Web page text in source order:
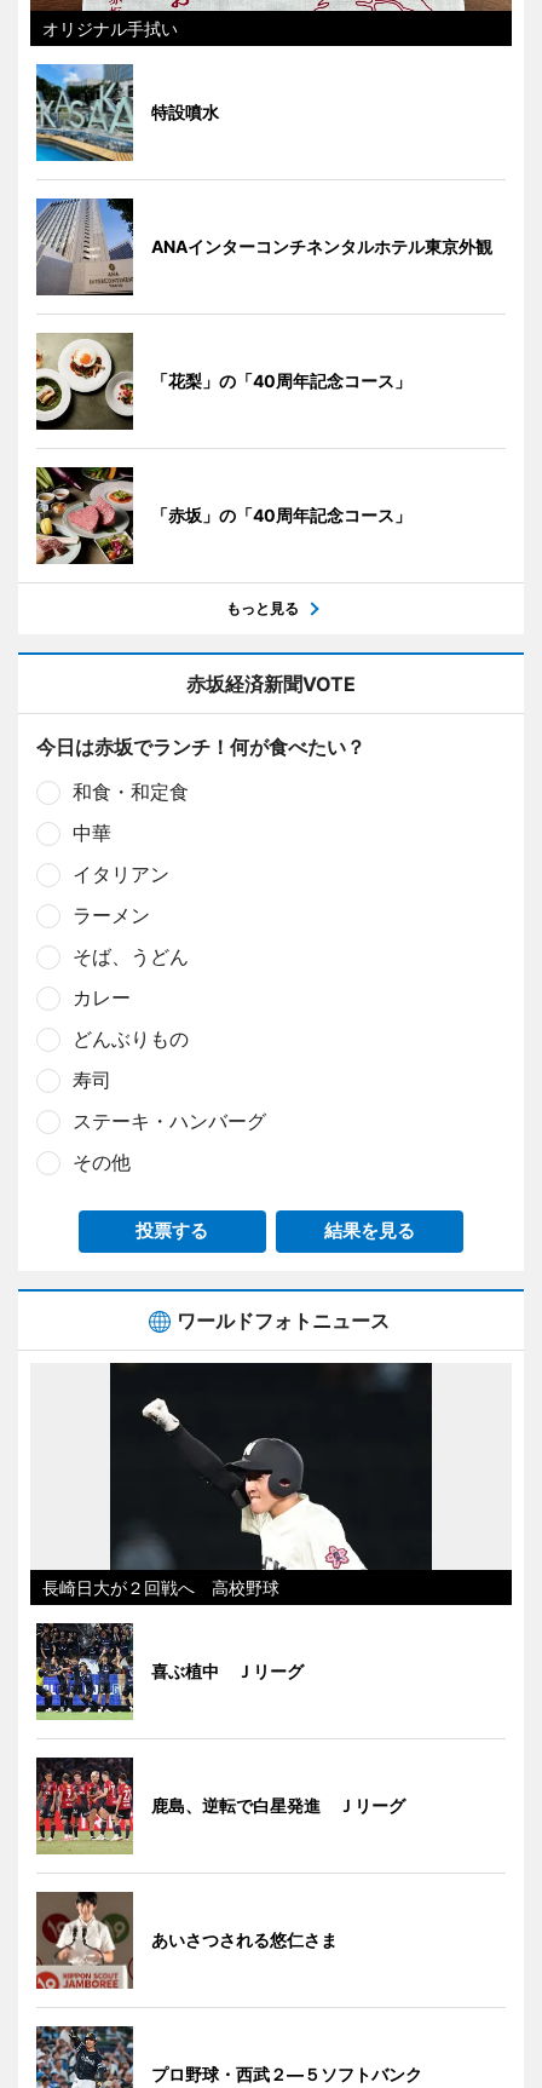
オリジナル手拭い
特設噴水
ANAインターコンチネンタルホテル東京外観
「花梨」の「40周年記念コース」
「赤坂」の「40周年記念コース」
もっと見る
赤坂経済新聞VOTE
今日は赤坂でランチ！何が食べたい？
和食・和定食
中華
イタリアン
ラーメン
そば、うどん
カレー
どんぶりもの
寿司
ステーキ・ハンバーグ
その他
投票する 結果を見る
ワールドフォトニュース
長崎日大が２回戦へ 高校野球
喜ぶ植中 Ｊリーグ
鹿島、逆転で白星発進 Ｊリーグ
あいさつされる悠仁さま
プロ野球・西武２―５ソフトバンク